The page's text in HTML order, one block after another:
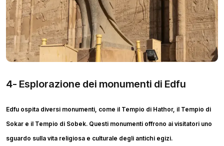
4- Esplorazione dei monumenti di Edfu
Edfu ospita diversi monumenti, come il Tempio di Hathor, il Tempio di
Sokar e il Tempio di Sobek. Questi monumenti offrono ai visitatori uno
sguardo sulla vita religiosa e culturale degli antichi egizi.